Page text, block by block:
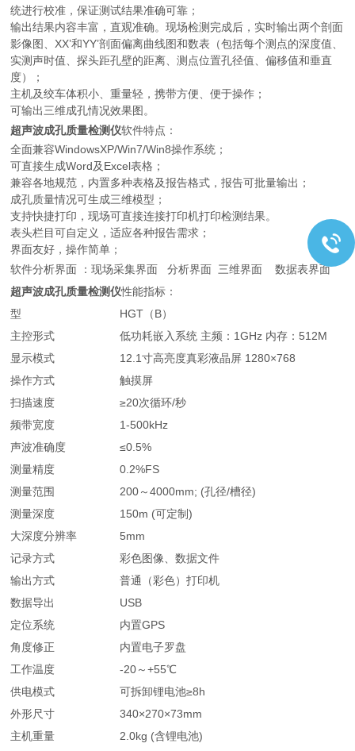
统进行校准，保证测试结果准确可靠；
输出结果内容丰富，直观准确。现场检测完成后，实时输出两个剖面
影像图、XX’和YY’剖面偏离曲线图和数表（包括每个测点的深度值、
实测声时值、探头距孔壁的距离、测点位置孔径值、偏移值和垂直
度）；
主机及绞车体积小、重量轻，携带方便、便于操作；
可输出三维成孔情况效果图。
超声波成孔质量检测仪软件特点：
全面兼容WindowsXP/Win7/Win8操作系统；
可直接生成Word及Excel表格；
兼容各地规范，内置多种表格及报告格式，报告可批量输出；
成孔质量情况可生成三维模型；
支持快捷打印，现场可直接连接打印机打印检测结果。
表头栏目可自定义，适应各种报告需求；
界面友好，操作简单；
软件分析界面 ：现场采集界面 分析界面 三维界面 数据表界面
超声波成孔质量检测仪性能指标：
型
HGT（B）
主控形式
低功耗嵌入系统 主频：1GHz 内存：512M
显示模式
12.1寸高亮度真彩液晶屏 1280×768
操作方式
触摸屏
扫描速度
≥20次循环/秒
频带宽度
1-500kHz
声波准确度
≤0.5%
测量精度
0.2%FS
测量范围
200～4000mm; (孔径/槽径)
测量深度
150m (可定制)
大深度分辨率
5mm
记录方式
彩色图像、数据文件
输出方式
普通（彩色）打印机
数据导出
USB
定位系统
内置GPS
角度修正
内置电子罗盘
工作温度
-20～+55℃
供电模式
可拆卸锂电池≥8h
外形尺寸
340×270×73mm
主机重量
2.0kg (含锂电池)